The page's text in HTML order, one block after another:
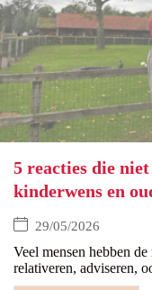
5 reacties die
kinderwens en
29/05/2026
Veel mensen hebben
relativeren, adviseren,